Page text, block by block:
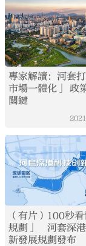
專家解讀：河套
市場一體化」 政
關鍵
（有片）100秒
規劃」 河套深
新發展規劃發布